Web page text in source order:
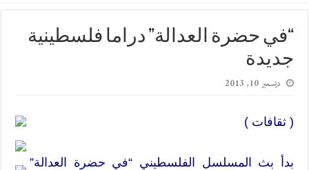
“في حضرة العدالة” دراما فلسطينية
جديدة
ديسمبر 10, 2013
( ثقافات )
بدأ بث المسلسل الفلسطيني “في حضرة العدالة”